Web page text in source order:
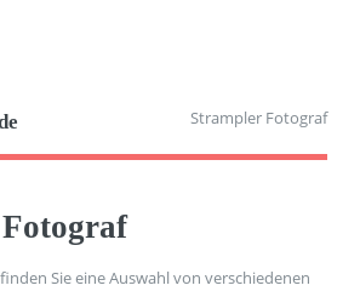
Strampler Fotograf
Sie eine Auswahl von verschiedenen